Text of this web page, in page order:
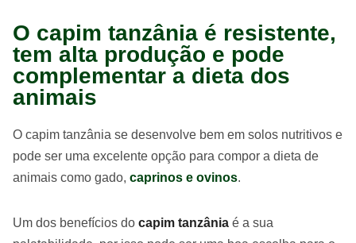
O capim tanzânia é resistente,
tem alta produção e pode
complementar a dieta dos
animais
O capim tanzânia se desenvolve bem em solos nutritivos e
pode ser uma excelente opção para compor a dieta de
animais como gado, caprinos e ovinos.
Um dos benefícios do capim tanzânia é a sua